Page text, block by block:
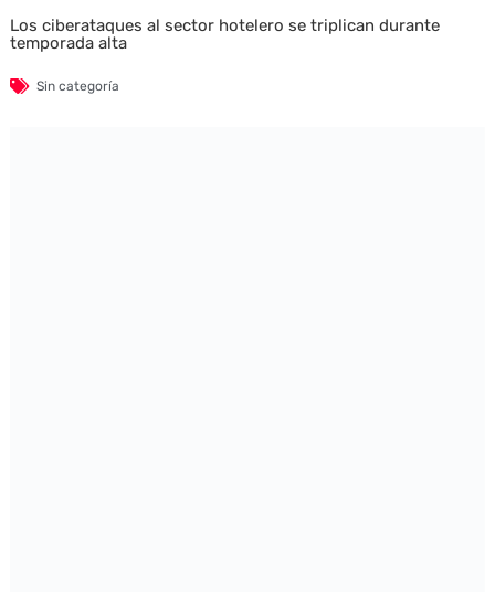
Los ciberataques al sector hotelero se triplican durante
temporada alta
Sin categoría